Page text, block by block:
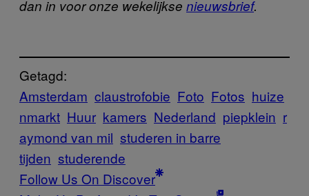
dan in voor onze wekelijkse nieuwsbrief.
Getagd:
Amsterdam claustrofobie Foto Fotos huize
nmarkt Huur kamers Nederland piepklein r
aymond van mil studeren in barre
tijden studerende
Follow Us On Discover